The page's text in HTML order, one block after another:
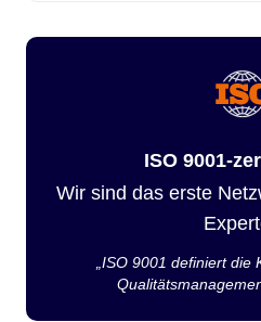
ISO 9001-
Wir sind das erste
„ISO 9001 definiert die